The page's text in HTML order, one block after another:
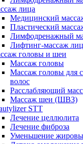
лица
Медицинский
Пластический
Лимфодренажный
Лифтинг-массаж
головы и шеи
Массаж головы
Массаж головы для
волос
Расслабляющий
Массаж шеи (ШВЗ)
STT
Лечение целлюлита
Лечение фиброза
Уменьшение